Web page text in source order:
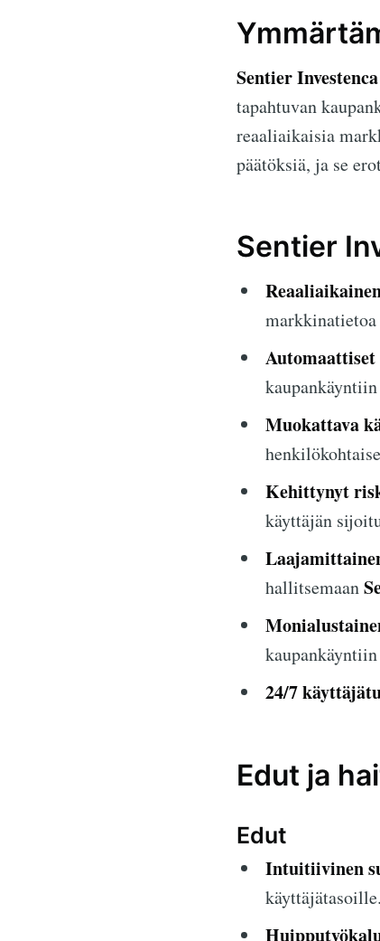
Sentier Investenca
tapahtuvan
reaaliaikaisia
päätöksiä, ja se
Sentier
Muokattava
Kehittynyt
käyttäjän
hallitsemaan
24/7
Edut ja
Edut
Intuitiivinen
käyttäjätasoille.